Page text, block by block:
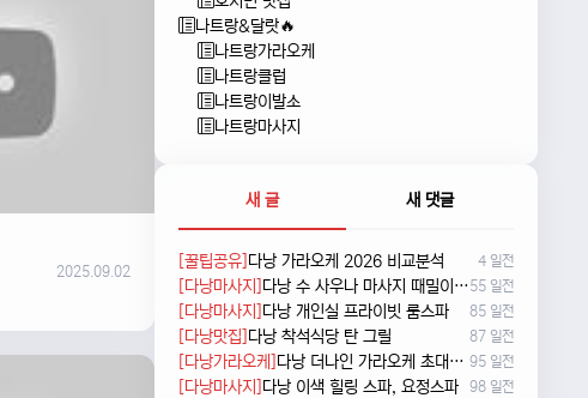
2025.09.02
나트랑&달랏🔥
나트랑가라오케
나트랑클럽
나트랑이발소
나트랑마사지
새 글 새 댓글
[꿀팁공유] 다낭 가라오케 2026 비교분석 4 일전
[다낭마사지] 다낭 수 사우나 마사지 때밀이 및 누루 예약방법 55 일전
[다낭마사지] 다낭 개인실 프라이빗 룸스파 85 일전
[다낭맛집] 다낭 착석식당 탄 그릴 87 일전
[다낭가라오케] 다낭 더나인 가라오케 초대형 신상 karaoke 95 일전
[다낭마사지] 다낭 이색 힐링 스파, 요정스파 98 일전